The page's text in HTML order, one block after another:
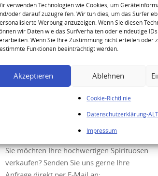
verwenden Technologien wie Cookies, um
oder darauf zuzugreifen. Wir tun dies, um das
Werbung anzuzeigen. Wenn Sie diesen
wir Daten wie das Surfverhalten oder eindeutige
Wenn Sie Ihre Zustimmung nicht erteilen oder
Funktionen beeinträchtigt werden.
Akzeptieren Ablehnen
Cookie-Richtlinie
Datenschutzerklärung-ALT
Impressum
Bowmore 10 Years | Screen
Ihre Anfrage
Sie möchten Ihre hochwertigen Spirituosen
verkaufen? Senden Sie uns gerne Ihre